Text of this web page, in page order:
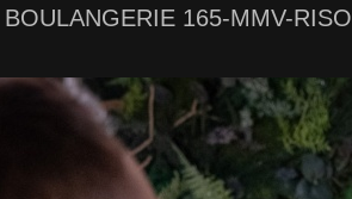
BOULANGERIE 165-MMV-